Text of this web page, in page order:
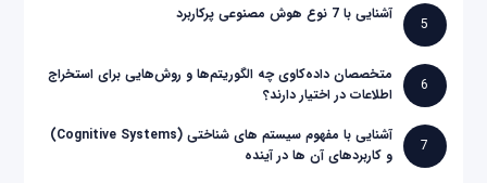
5
آشنایی با 7 نوع هوش مصنوعی پرکاربرد
6
متخصصان داده‌کاوی چه الگوریتم‌ها و روش‌هایی برای استخراج
اطلاعات در اختیار دارند؟
7
آشنایی با مفهوم سیستم های شناختی (Cognitive Systems)
و کاربردهای آن ها در آینده